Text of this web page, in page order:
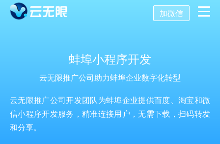
加微信
数字化营销
新媒体营销
数字化建设
SEO优化
关键词SEO排名
SEO技术
蚌埠小程序开发
云无限推广公司助力蚌埠企业数字化转型
云无限推广公司开发团队为蚌埠企业提供百度、淘宝和微
信小程序开发服务，精准连接用户，无需下载，扫码转发
和分享。